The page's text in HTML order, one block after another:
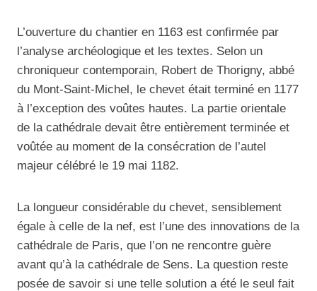
L’ouverture du chantier en 1163 est confirmée par
l’analyse archéologique et les textes. Selon un
chroniqueur contemporain, Robert de Thorigny, abbé
du Mont-Saint-Michel, le chevet était terminé en 1177
à l’exception des voûtes hautes. La partie orientale
de la cathédrale devait être entièrement terminée et
voûtée au moment de la consécration de l’autel
majeur célébré le 19 mai 1182.
La longueur considérable du chevet, sensiblement
égale à celle de la nef, est l’une des innovations de la
cathédrale de Paris, que l’on ne rencontre guère
avant qu’à la cathédrale de Sens. La question reste
posée de savoir si une telle solution a été le seul fait